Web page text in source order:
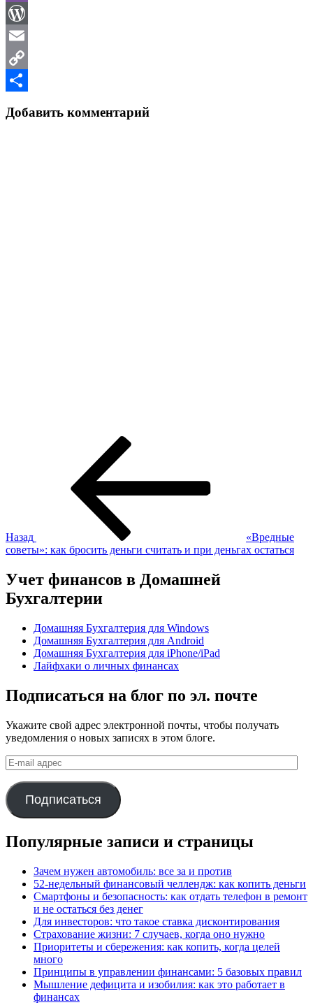
Viber
WordPress
Email
Copy
Добавить комментарий
Назад
«Вредные
советы»: как бросить деньги считать и при деньгах остаться
Учет финансов в Домашней
Бухгалтерии
Домашняя Бухгалтерия для Windows
Домашняя Бухгалтерия для Android
Домашняя Бухгалтерия для iPhone/iPad
Лайфхаки о личных финансах
Подписаться на блог по эл. почте
Укажите свой адрес электронной почты, чтобы получать
уведомления о новых записях в этом блоге.
E-
mail
адрес
Подписаться
Популярные записи и страницы
Зачем нужен автомобиль: все за и против
52-недельный финансовый челлендж: как копить деньги
Смартфоны и безопасность: как отдать телефон в ремонт
и не остаться без денег
Для инвесторов: что такое ставка дисконтирования
Страхование жизни: 7 случаев, когда оно нужно
Приоритеты и сбережения: как копить, когда целей
много
Принципы в управлении финансами: 5 базовых правил
Мышление дефицита и изобилия: как это работает в
финансах